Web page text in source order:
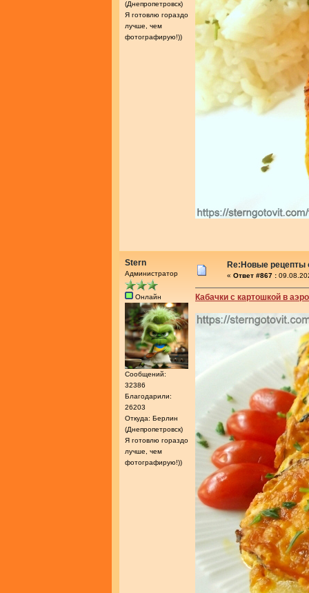
(Днепропетровск)
Я готовлю гораздо
лучше, чем
фотографирую!))
Stern
Администратор
Онлайн
Сообщений:
32386
Благодарили:
26203
Откуда: Берлин
(Днепропетровск)
Я готовлю гораздо
лучше, чем
фотографирую!))
Re:Новые рецепты
« Ответ #867 :
Кабачки с картошкой в